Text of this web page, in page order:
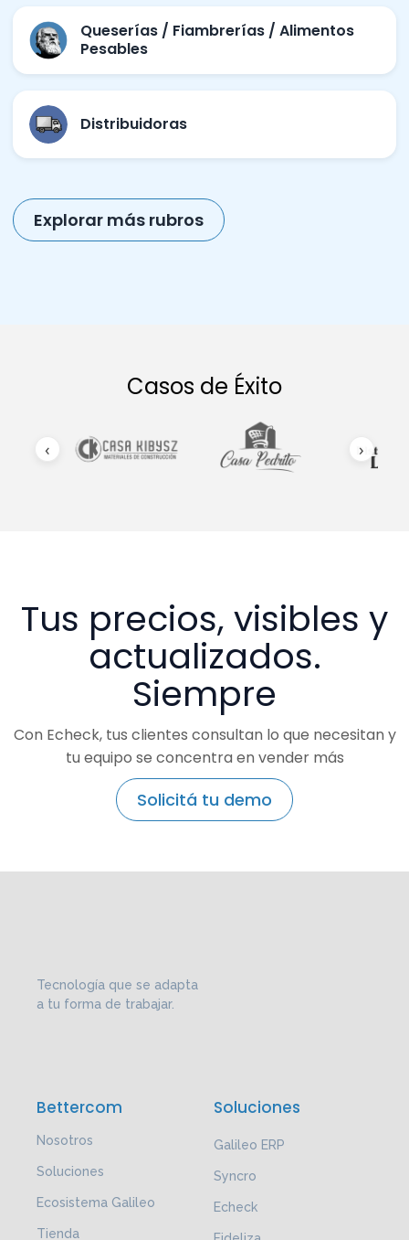
Queserías / Fiambrerías / Alimentos
Pesables
Distribuidoras
Explorar más rubros
Casos de Éxito
‹ ›
Tus precios, visibles y
actualizados.
Siempre
Con Echeck, tus clientes consultan lo que necesitan y
tu equipo se concentra en vender más
Solicitá tu demo
Tecnología que se adapta
a tu forma de trabajar.
Bettercom
Nosotros
Soluciones
Ecosistema Galileo
Tienda
Soluciones
Galileo ERP
Syncro
Echeck